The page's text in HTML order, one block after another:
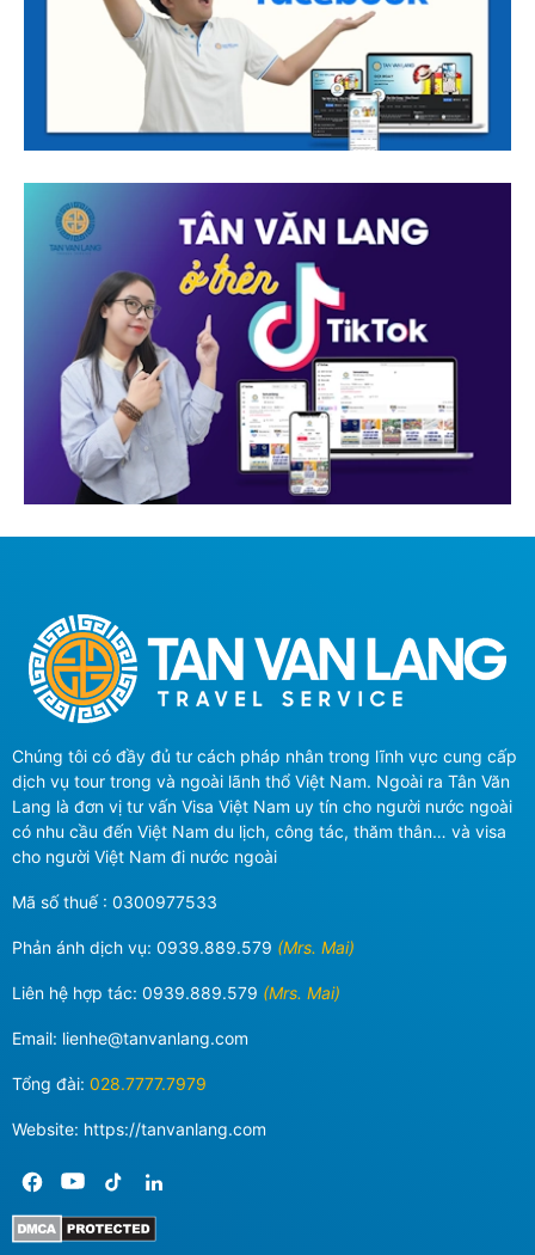
Chúng tôi có đầy đủ tư cách pháp nhân trong lĩnh vực cung cấp
dịch vụ tour trong và ngoài lãnh thổ Việt Nam. Ngoài ra Tân Văn
Lang là đơn vị tư vấn Visa Việt Nam uy tín cho người nước ngoài
có nhu cầu đến Việt Nam du lịch, công tác, thăm thân… và visa
cho người Việt Nam đi nước ngoài
Mã số thuế : 0300977533
Phản ánh dịch vụ: 0939.889.579 (Mrs. Mai)
Liên hệ hợp tác: 0939.889.579 (Mrs. Mai)
Email: lienhe@tanvanlang.com
Tổng đài: 028.7777.7979
Website: https://tanvanlang.com